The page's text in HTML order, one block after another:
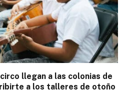
llegan a las colonias de
a los talleres de otoño